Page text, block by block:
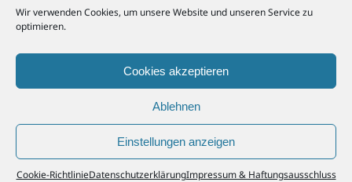
Wir verwenden Cookies, um unsere Website und unseren Service zu
optimieren.
Cookies akzeptieren
Ablehnen
Einstellungen anzeigen
Cookie-RichtlinieDatenschutzerklärungImpressum & Haftungsausschluss
© 2026Steuerberater Kempf, Köln - Steuerberatung Poll, Porz, Deutz, Mülheim,